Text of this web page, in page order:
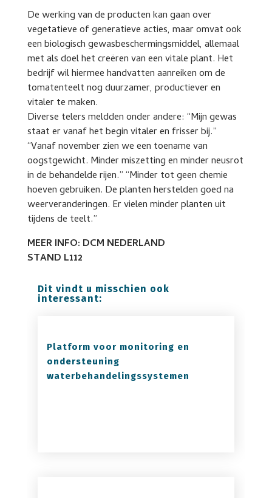
De werking van de producten kan gaan over
vegetatieve of generatieve acties, maar omvat ook
een biologisch gewasbeschermingsmiddel, allemaal
met als doel het creëren van een vitale plant. Het
bedrijf wil hiermee handvatten aanreiken om de
tomatenteelt nog duurzamer, productiever en
vitaler te maken.
Diverse telers meldden onder andere: “Mijn gewas
staat er vanaf het begin vitaler en frisser bij.”
“Vanaf november zien we een toename van
oogstgewicht. Minder miszetting en minder neusrot
in de behandelde rijen.” “Minder tot geen chemie
hoeven gebruiken. De planten herstelden goed na
weerveranderingen. Er vielen minder planten uit
tijdens de teelt.”
MEER INFO: DCM NEDERLAND
STAND L112
Dit vindt u misschien ook
interessant:
Platform voor monitoring en
ondersteuning
waterbehandelingssystemen